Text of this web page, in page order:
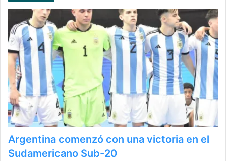
Argentina comenzó con una victoria en el
Sudamericano Sub-20